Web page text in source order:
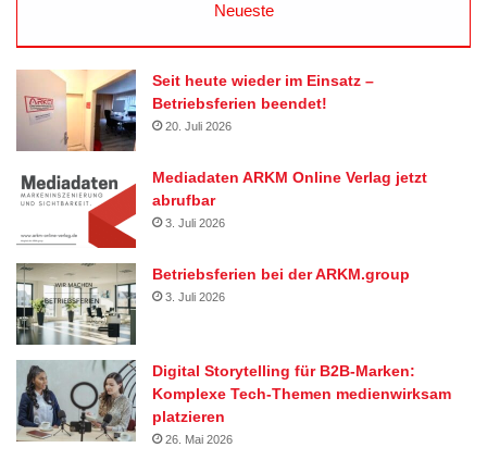
Neueste
Seit heute wieder im Einsatz –
Betriebsferien beendet!
20. Juli 2026
Mediadaten ARKM Online Verlag jetzt
abrufbar
3. Juli 2026
Betriebsferien bei der ARKM.group
3. Juli 2026
Digital Storytelling für B2B-Marken:
Komplexe Tech-Themen medienwirksam
platzieren
26. Mai 2026